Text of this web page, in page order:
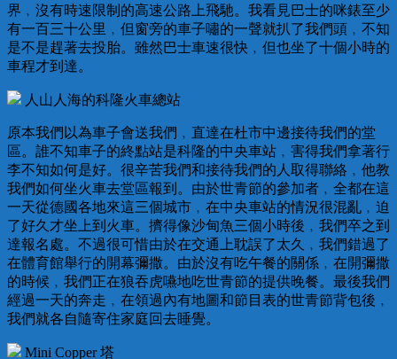
界﹐沒有時速限制的高速公路上飛馳。我看見巴士的咪錶至少
有一百三十公里﹐但窗旁的車子嘯的一聲就扒了我們頭﹐不知
是不是趕著去投胎。雖然巴士車速很快﹐但也坐了十個小時的
車程才到達。
人山人海的科隆火車總站
原本我們以為車子會送我們﹐直達在杜市中邊接待我們的堂
區。誰不知車子的終點站是科隆的中央車站﹐害得我們拿著行
李不知如何是好。很辛苦我們和接待我們的人取得聯絡﹐他教
我們如何坐火車去堂區報到。由於世青節的參加者﹐全都在這
一天從德國各地來這三個城市﹐在中央車站的情況很混亂﹐迫
了好久才坐上到火車。擠得像沙甸魚三個小時後﹐我們卒之到
達報名處。不過很可惜由於在交通上耽誤了太久﹐我們錯過了
在體育館舉行的開幕彌撒。由於沒有吃午餐的關係﹐在開彌撒
的時候﹐我們正在狼吞虎嚥地吃世青節的提供晚餐。最後我們
經過一天的奔走﹐在領過內有地圖和節目表的世青節背包後﹐
我們就各自隨寄住家庭回去睡覺。
Mini Copper 塔